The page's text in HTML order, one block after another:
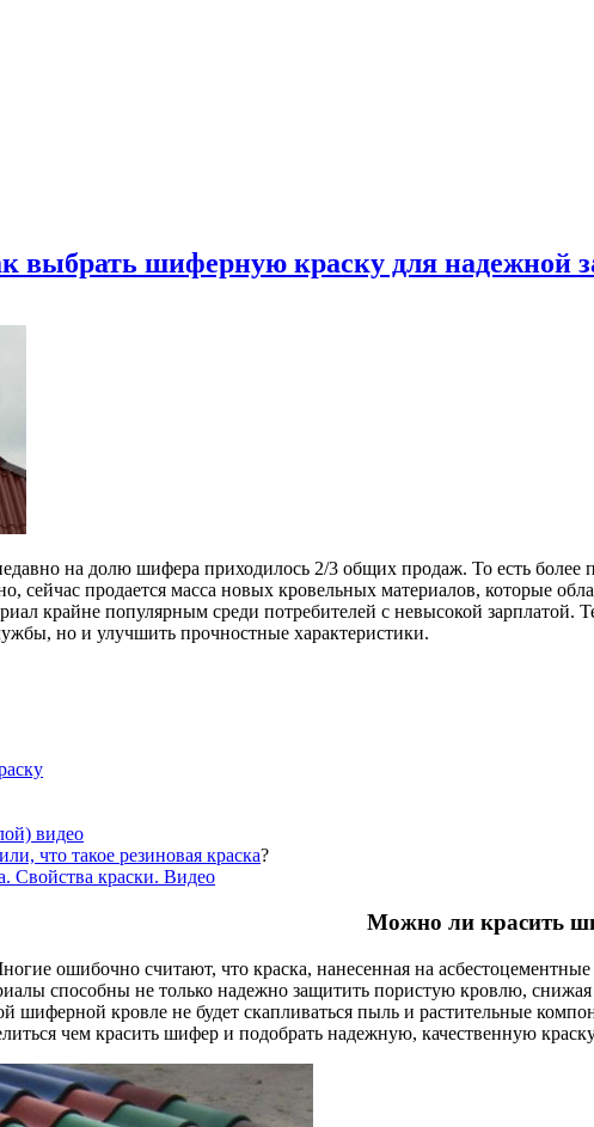
выбрать шиферную краску для
на долю шифера приходилось 2/3 общих продаж. То есть
сейчас продается масса новых кровельных материалов, которые
крайне популярным среди потребителей с невысокой
но и улучшить прочностные характеристики.
видео
что такое резиновая краска?
Свойства краски. Видео
Можно ли красить
ошибочно считают, что краска, нанесенная на асбестоцементные
способны не только надежно защитить пористую кровлю,
шиферной кровле не будет скапливаться пыль и растительные
чем красить шифер и подобрать надежную, качественную